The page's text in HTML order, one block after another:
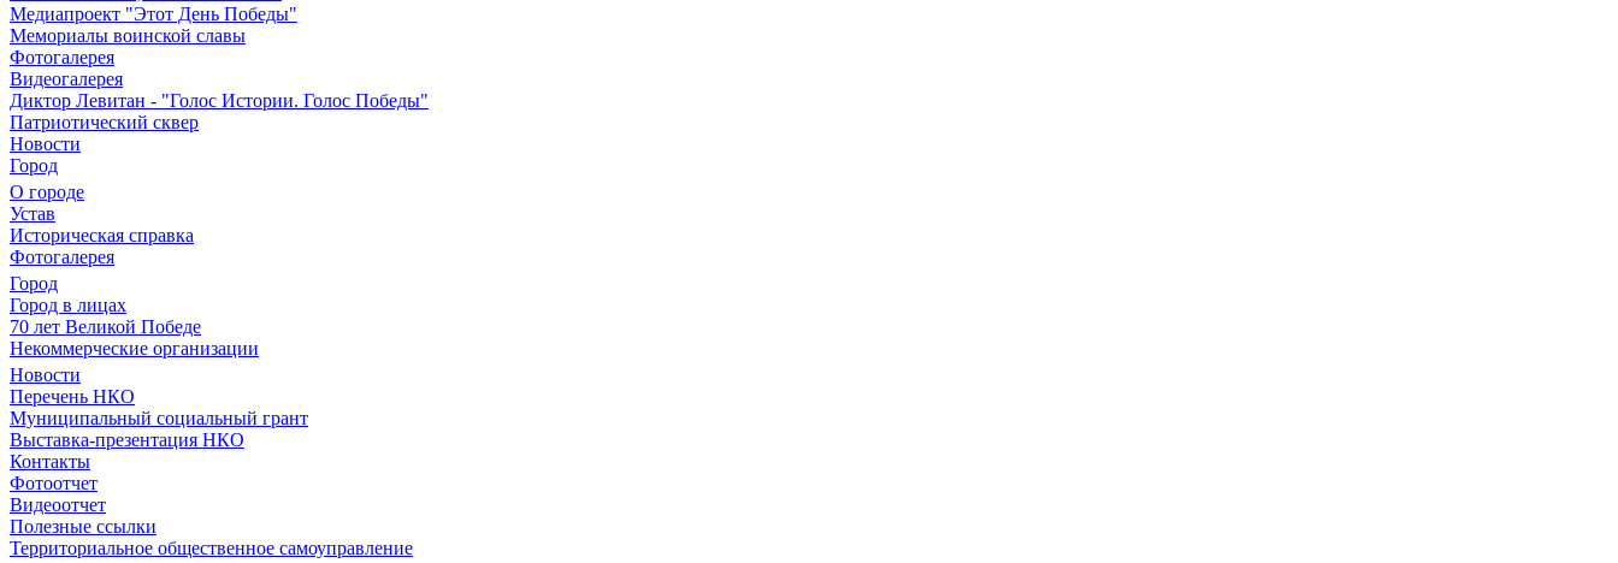
Медиапроект "Этот День Победы"
Мемориалы воинской славы
Фотогалерея
Видеогалерея
Диктор Левитан - "Голос Истории. Голос Победы"
Патриотический сквер
Новости
Город
О городе
Устав
Историческая справка
Фотогалерея
Город
Город в лицах
70 лет Великой Победе
Некоммерческие организации
Новости
Перечень НКО
Муниципальный социальный грант
Выставка-презентация НКО
Контакты
Фотоотчет
Видеоотчет
Полезные ссылки
Территориальное общественное самоуправление